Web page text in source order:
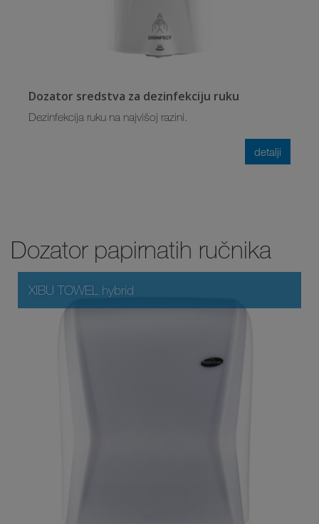
detalji
Dozator sredstva za dezinfekciju ruku
Dezinfekcija ruku na najvišoj razini.
Dozator papirnatih ručnika
XIBU TOWEL hybrid